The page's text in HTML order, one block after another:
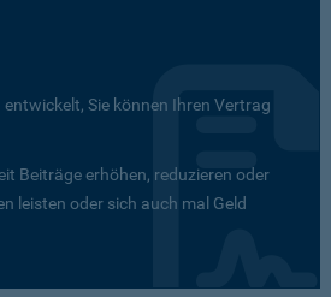
entwickelt, Sie können Ihren Vertrag
Beiträge erhöhen, reduzieren oder
leisten oder sich auch mal Geld